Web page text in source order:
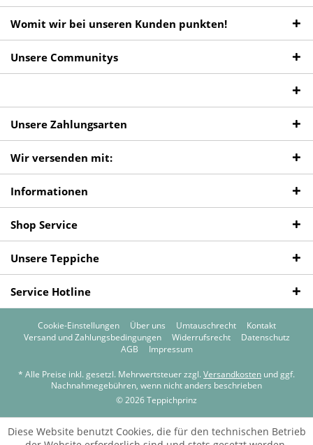
Womit wir bei unseren Kunden punkten!
Unsere Communitys
Unsere Zahlungsarten
Wir versenden mit:
Informationen
Shop Service
Unsere Teppiche
Service Hotline
Cookie-Einstellungen Über uns Umtauschrecht
Kontakt
Versand und Zahlungsbedingungen
Widerrufsrecht
Datenschutz
AGB
Impressum
* Alle Preise inkl. gesetzl. Mehrwertsteuer zzgl. Versandkosten und ggf.
Nachnahmegebühren, wenn nicht anders beschrieben
© 2026 Teppichprinz
Diese Website benutzt Cookies, die für den technischen Betrieb